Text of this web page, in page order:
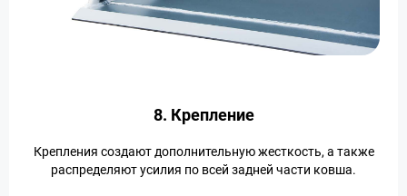
8. Крепление
Крепления создают дополнительную жесткость, а также
распределяют усилия по всей задней части ковша.